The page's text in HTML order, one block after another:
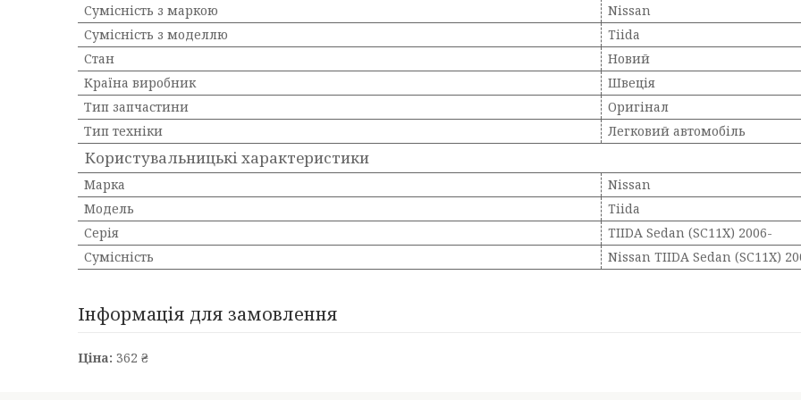
Сумісність з маркою
Nissan
Сумісність з моделлю
Tiida
Стан
Новий
Країна виробник
Швеція
Тип запчастини
Оригінал
Тип техніки
Легковий автомобіль
Користувальницькі характеристики
Марка
Nissan
Мoдель
Tiida
Серія
TIIDA Sedan (SC11X) 2006-
Сумісність
Nissan TIIDA Sedan (SC11X)
Інформація для замовлення
Ціна: 362 ₴